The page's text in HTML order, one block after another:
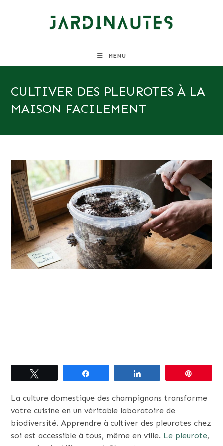
MENU
CULTIVER DES PLEUROTES À LA
MAISON FACILEMENT
La culture domestique des champignons transforme
votre cuisine en un véritable laboratoire de
biodiversité. Apprendre à cultiver des pleurotes chez
soi est accessible à tous, même en ville. Le pleurote,